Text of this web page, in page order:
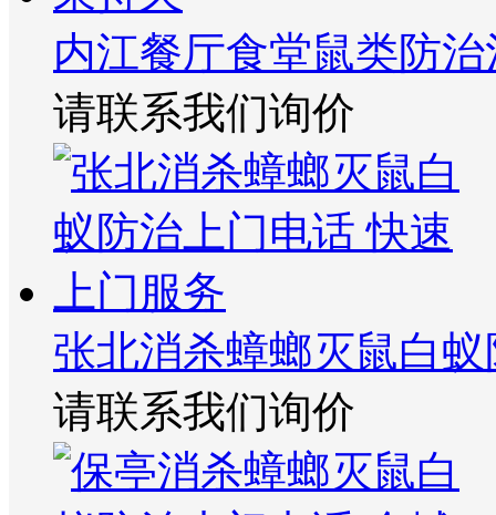
内江餐厅食堂鼠类防
请联系我们询价
张北消杀蟑螂灭鼠白
请联系我们询价